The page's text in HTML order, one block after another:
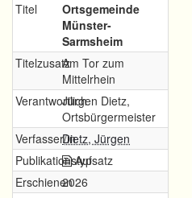
Titel
Ortsgemeinde
Münster-
Sarmsheim
TitelzusatzAm Tor zum
Mittelrhein
VerantwortlichJürgen Dietz,
Ortsbürgermeister
Verfasser/inDietz, Jürgen
PublikationstypAufsatz
Erschienen2026